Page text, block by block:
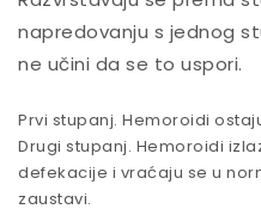
napredovanju s jednog
ne učini da se to uspori.
Prvi stupanj. Hemoroidi
Drugi stupanj. Hemoroidi
defekacije i vraćaju se u
zaustavi.